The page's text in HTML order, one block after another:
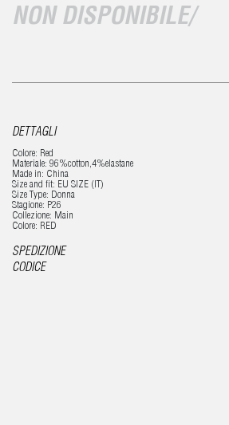
NON DISPONIBILE/
DETTAGLI
Colore: Red
Materiale: 96%cotton,4%elastane
Made in: China
Size and fit: EU SIZE (IT)
Size Type: Donna
Stagione: P26
Collezione: Main
Colore: RED
SPEDIZIONE
CODICE